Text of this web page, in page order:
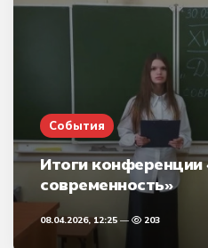
События
Итоги конференции
современность»
08.04.2026, 12:25 203